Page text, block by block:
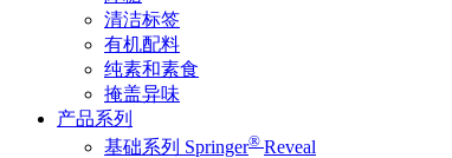
清洁标签
有机配料
纯素和素食
掩盖异味
产品系列
基础系列 Springer® Reveal